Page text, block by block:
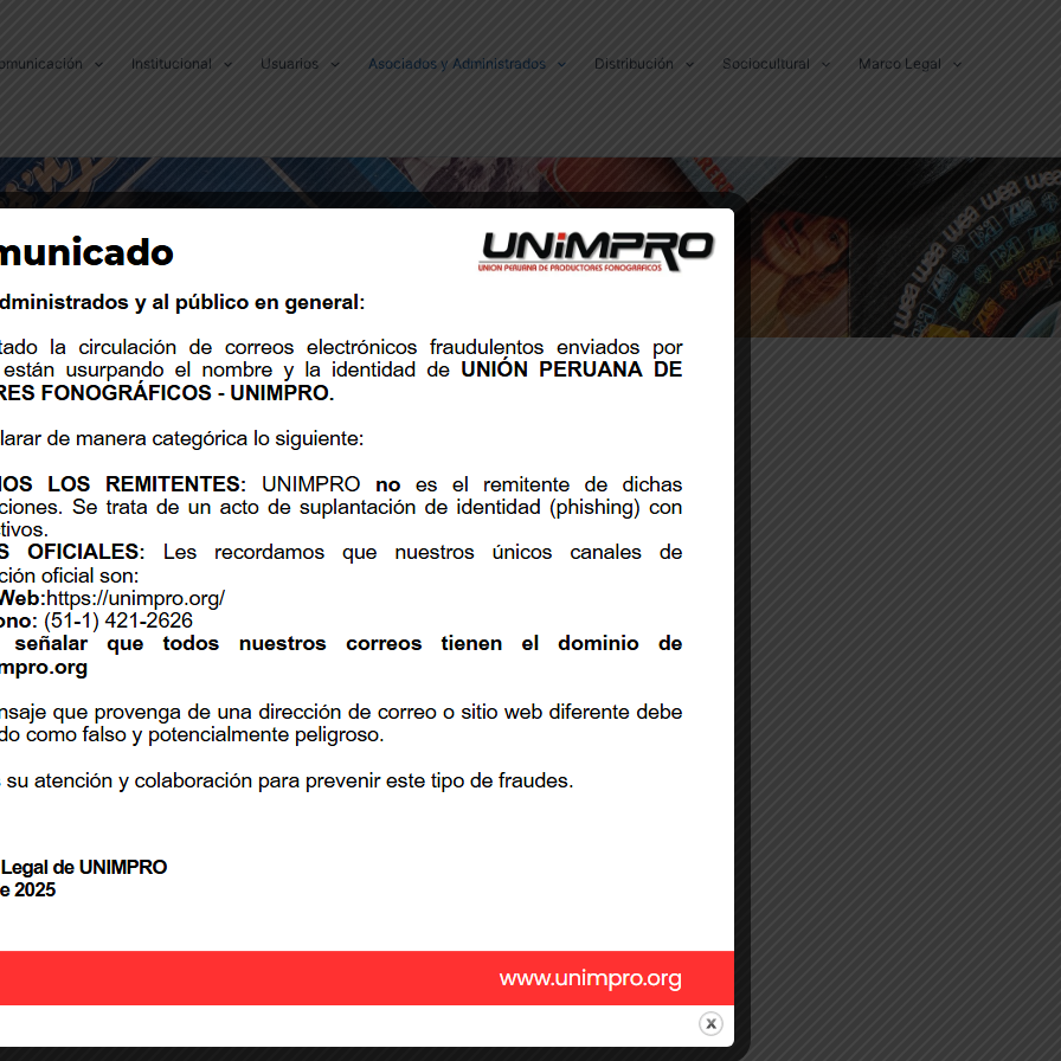
Institucional Usuarios Asociados y Administrados Distribución Sociocultural
Marco Legal